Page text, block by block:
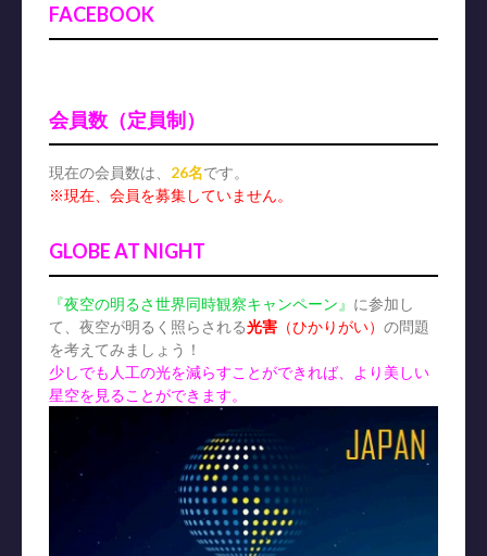
FACEBOOK
会員数（定員制）
現在の会員数は、 26名です。
※現在、会員を募集していません。
GLOBE AT NIGHT
『夜空の明るさ世界同時観察キャンペーン』 に参加し
て、夜空が明るく照らされる光害 （ひかりがい） の問題
を考えてみましょう！
少しでも人工の光を減らすことができれば、より美しい
星空を見ることができます。